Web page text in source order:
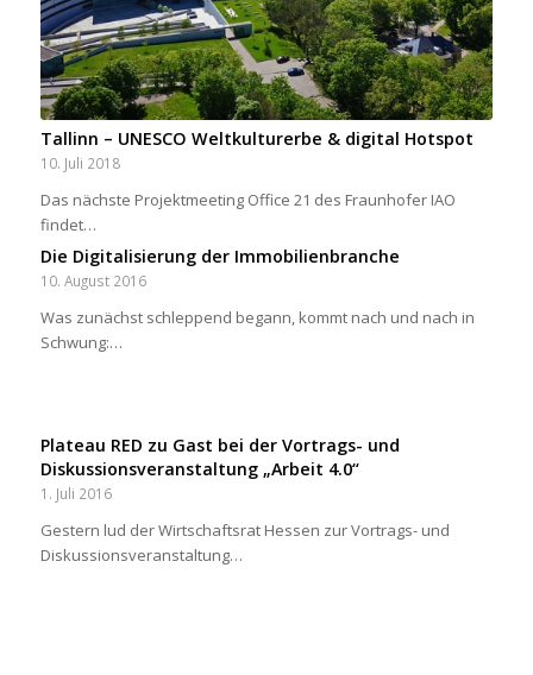
Tallinn – UNESCO Weltkulturerbe & digital Hotspot
10. Juli 2018
Das nächste Projektmeeting Office 21 des Fraunhofer IAO
findet…
Die Digitalisierung der Immobilienbranche
10. August 2016
Was zunächst schleppend begann, kommt nach und nach in
Schwung:…
Plateau RED zu Gast bei der Vortrags- und
Diskussionsveranstaltung „Arbeit 4.0“
1. Juli 2016
Gestern lud der Wirtschaftsrat Hessen zur Vortrags- und
Diskussionsveranstaltung…